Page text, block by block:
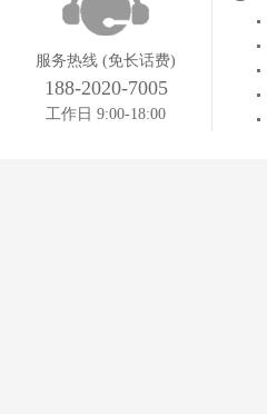
服务热线 (免长话费)
188-2020-7005
工作日 9:00-18:00